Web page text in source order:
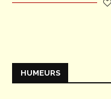
HUMEURS